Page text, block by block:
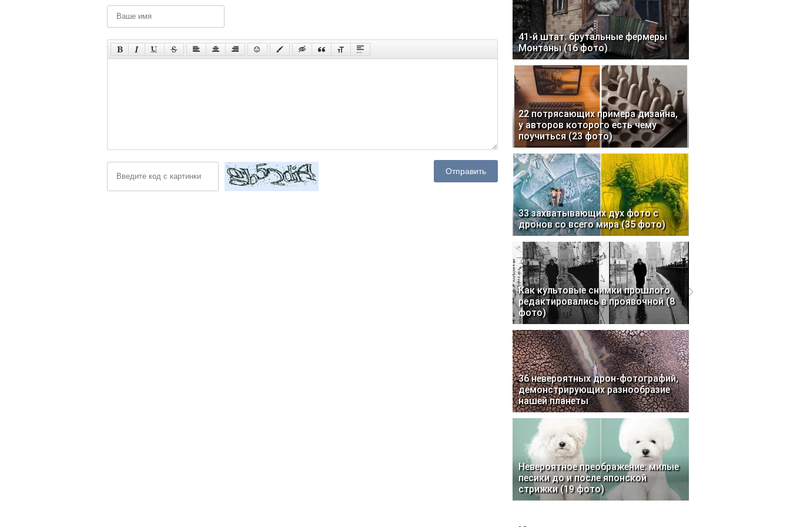
Отправить
41-й штат: брутальные фермеры
Монтаны (16 фото)
22 потрясающих примера дизайна,
у авторов которого есть чему
поучиться (23 фото)
33 захватывающих дух фото с
дронов со всего мира (35 фото)
Как культовые снимки прошлого
редактировались в проявочной (8
фото)
36 невероятных дрон-фотографий,
демонстрирующих разнообразие
нашей планеты
Невероятное преображение: милые
песики до и после японской
стрижки (19 фото)